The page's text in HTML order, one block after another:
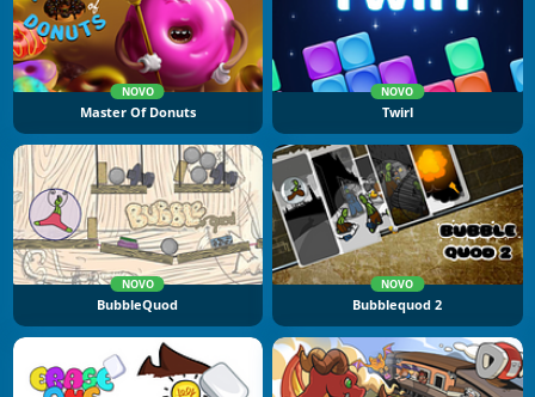
NOVO
Master Of Donuts
NOVO
Twirl
NOVO
BubbleQuod
NOVO
Bubblequod 2